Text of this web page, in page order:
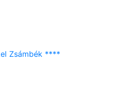
Zsámbék ****